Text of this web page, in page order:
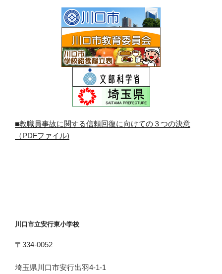
■教職員事故に関する信頼回復に向けての３つの決意
（PDFファイル)
川口市立安行東小学校
〒334-0052
埼玉県川口市安行出羽4-1-1